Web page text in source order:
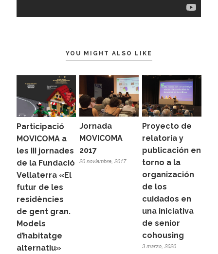
YOU MIGHT ALSO LIKE
Participació
MOVICOMA a
les III jornades
de la Fundació
Vellaterra «El
futur de les
residències
de gent gran.
Models
d’habitatge
alternatiu»
Jornada
MOVICOMA
2017
20 noviembre, 2017
Proyecto de
relatoría y
publicación en
torno a la
organización
de los
cuidados en
una iniciativa
de senior
cohousing
3 marzo, 2020